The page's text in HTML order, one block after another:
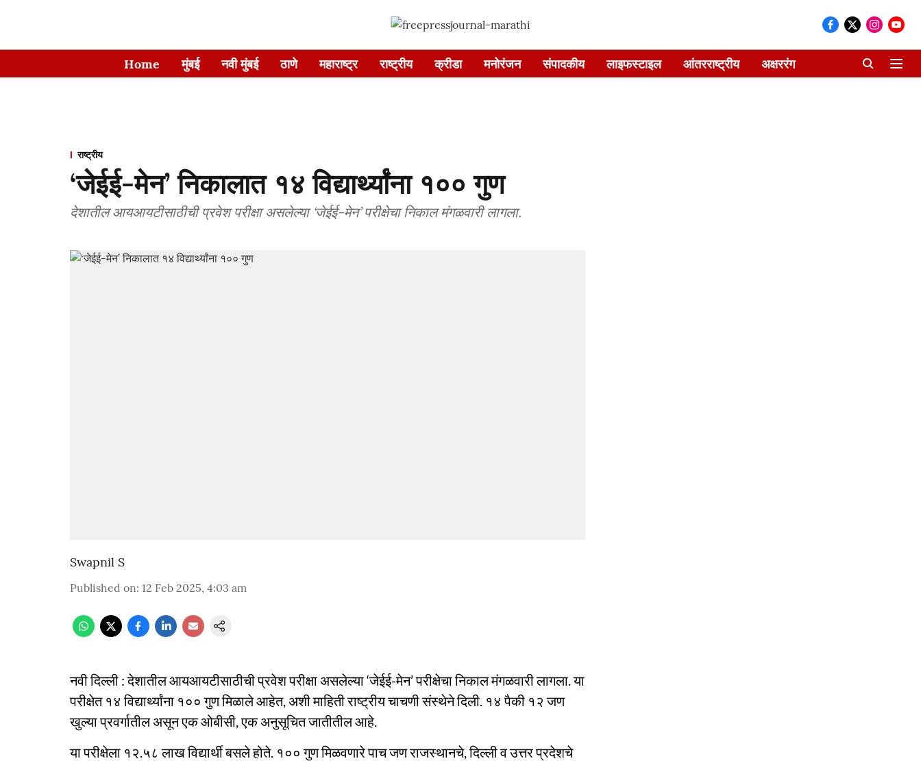
Home मुंबई नवी मुंबई ठाणे महाराष्ट्र राष्ट्रीय क्रीडा मनोरंजन संपादकीय लाइफस्टाइल आंतरराष्ट्रीय अक्षररंग
राष्ट्रीय
‘जेईई-मेन’ निकालात १४ विद्यार्थ्यांना १०० गुण
देशातील आयआयटीसाठीची प्रवेश परीक्षा असलेल्या ‘जेईई-मेन’ परीक्षेचा निकाल मंगळवारी लागला.
Swapnil S
Published on: 12 Feb 2025, 4:03 am
नवी दिल्ली : देशातील आयआयटीसाठीची प्रवेश परीक्षा असलेल्या ‘जेईई-मेन’ परीक्षेचा निकाल मंगळवारी लागला. या
परीक्षेत १४ विद्यार्थ्यांना १०० गुण मिळाले आहेत, अशी माहिती राष्ट्रीय चाचणी संस्थेने दिली. १४ पैकी १२ जण
खुल्या प्रवर्गातील असून एक ओबीसी, एक अनुसूचित जातीतील आहे.
या परीक्षेला १२.५८ लाख विद्यार्थी बसले होते. १०० गुण मिळवणारे पाच जण राजस्थानचे, दिल्ली व उत्तर प्रदेशचे